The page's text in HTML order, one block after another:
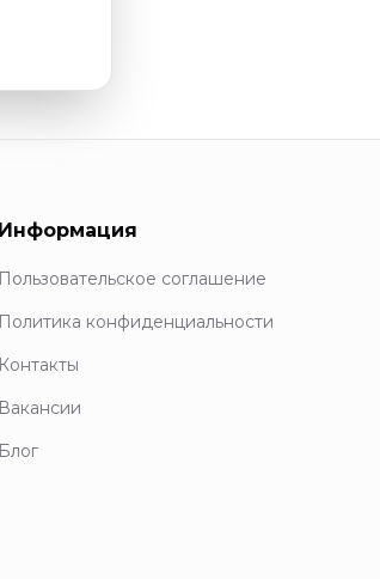
Информация
Пользовательское соглашение
Политика конфиденциальности
Контакты
Вакансии
Блог